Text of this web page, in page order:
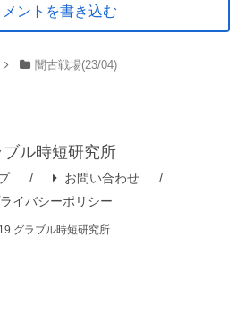
メントを書き込む
闇古戦場(23/04)
ブル時短研究所
お問い合わせ
イバシーポリシー
グラブル時短研究所.